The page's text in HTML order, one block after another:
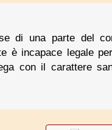
di una parte del
è incapace legale
con il carattere